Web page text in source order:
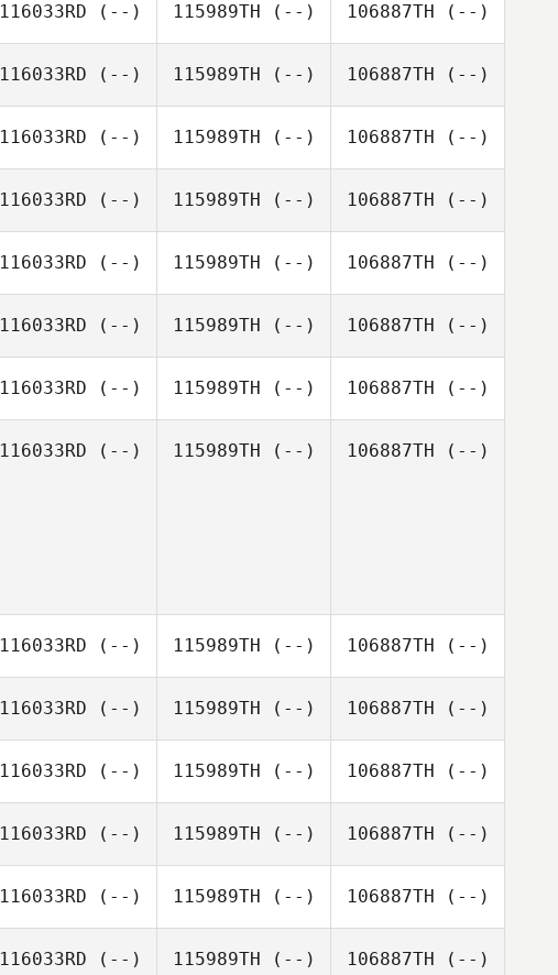
116033RD (--) 115989TH (--) 106887TH (--)
116033RD (--) 115989TH (--) 106887TH (--)
116033RD (--) 115989TH (--) 106887TH (--)
116033RD (--) 115989TH (--) 106887TH (--)
116033RD (--) 115989TH (--) 106887TH (--)
116033RD (--) 115989TH (--) 106887TH (--)
116033RD (--) 115989TH (--) 106887TH (--)
116033RD (--) 115989TH (--) 106887TH (--)
116033RD (--) 115989TH (--) 106887TH (--)
116033RD (--) 115989TH (--) 106887TH (--)
116033RD (--) 115989TH (--) 106887TH (--)
116033RD (--) 115989TH (--) 106887TH (--)
116033RD (--) 115989TH (--) 106887TH (--)
116033RD (--) 115989TH (--) 106887TH (--)